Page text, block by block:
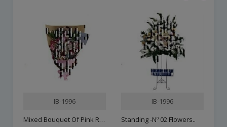
IB-1996
Mixed Bouquet Of Pink Ros..
IB-1996
Standing -nº 02 Flowers..